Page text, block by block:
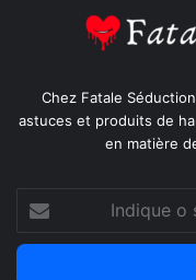
Chez Fatale
astuces et produits de
en matière
seu